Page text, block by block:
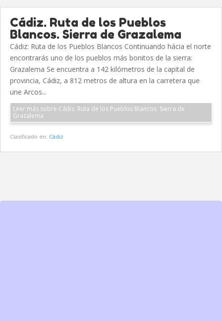
Cádiz. Ruta de los Pueblos
Blancos. Sierra de Grazalema
Cádiz: Ruta de los Pueblos Blancos Continuando hácia el norte
encontrarás uno de los pueblos más bonitos de la sierra:
Grazalema Se encuentra a 142 kilómetros de la capital de
provincia, Cádiz, a 812 metros de altura en la carretera que
une Arcos...
Leer más sobre Cádiz. Ruta de los Pueblos Blancos. Sierra de
Grazalema
Clasificado en: Cádiz